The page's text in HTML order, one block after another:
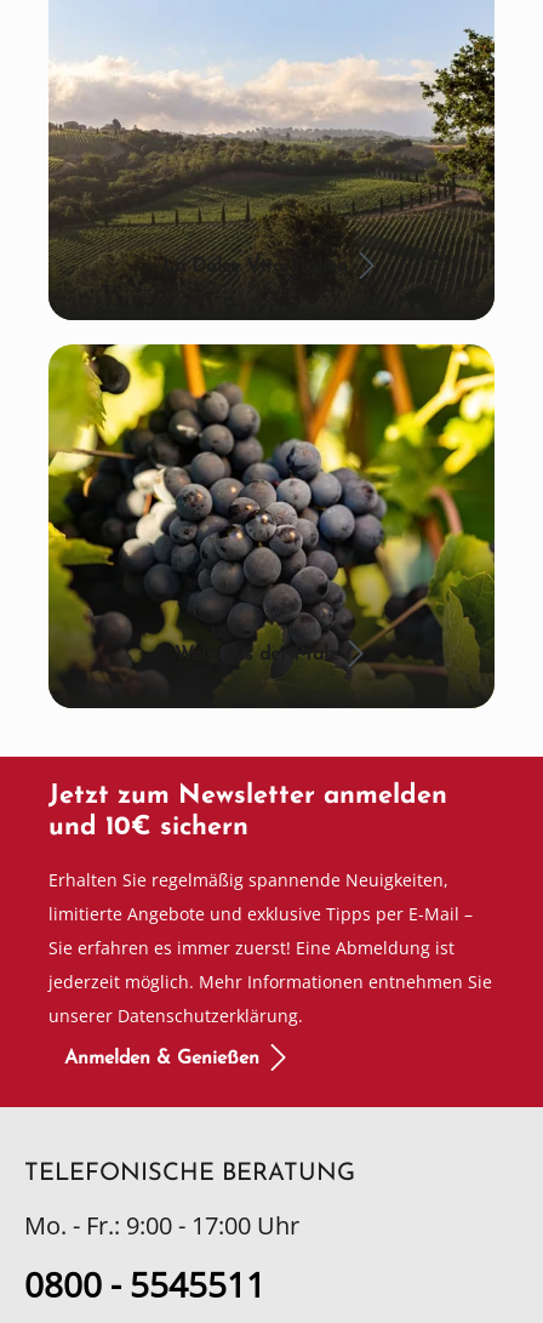
La Dolce Vita: Italien
Wein aus der Pfalz
Jetzt zum Newsletter anmelden
und 10€ sichern
Erhalten Sie regelmäßig spannende Neuigkeiten,
limitierte Angebote und exklusive Tipps per E-Mail –
Sie erfahren es immer zuerst! Eine Abmeldung ist
jederzeit möglich. Mehr Informationen entnehmen Sie
unserer Datenschutzerklärung.
Anmelden & Genießen
TELEFONISCHE BERATUNG
Mo. - Fr.: 9:00 - 17:00 Uhr
0800 - 5545511